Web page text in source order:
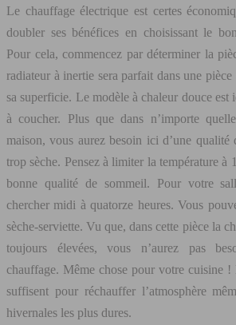
Le chauffage électrique est certes
doubler ses bénéfices en choisissant le
Pour cela, commencez par déterminer la
radiateur à inertie sera parfait dans une
sa superficie. Le modèle à chaleur douce est
à coucher. Plus que dans n’importe
maison, vous aurez besoin ici d’une
trop sèche. Pensez à limiter la température à
bonne qualité de sommeil. Pour votre
chercher midi à quatorze heures. Vous
sèche-serviette. Vu que, dans cette pièce la
toujours élevées, vous n’aurez pas
chauffage. Même chose pour votre cuisine
suffisent pour réchauffer l’atmosphère
hivernales les plus dures.